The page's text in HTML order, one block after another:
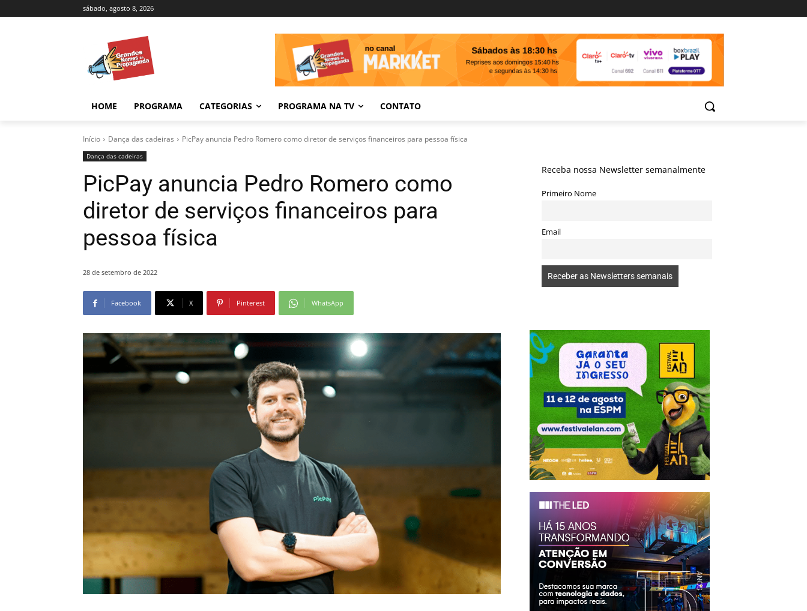
sábado, agosto 8, 2026
HOME PROGRAMA CATEGORIAS PROGRAMA NA TV CONTATO
Início Dança das cadeiras PicPay anuncia Pedro Romero como diretor de serviços financeiros para pessoa física
Dança das cadeiras
PicPay anuncia Pedro Romero como
diretor de serviços financeiros para
pessoa física
28 de setembro de 2022
Facebook X Pinterest WhatsApp
Receba nossa Newsletter semanalmente
Primeiro Nome
Email